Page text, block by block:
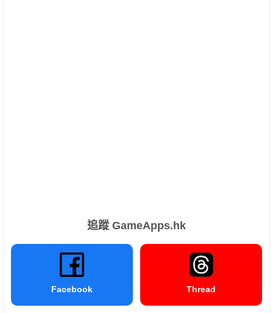
追蹤 GameApps.hk
Facebook Thread